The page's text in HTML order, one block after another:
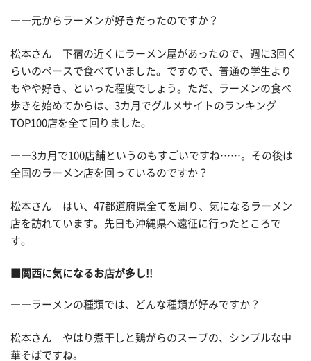
――元からラーメンが好きだったのですか？
松本さん 下宿の近くにラーメン屋があったので、週に3回く
らいのペースで食べていました。ですので、普通の学生より
もやや好き、といった程度でしょう。ただ、ラーメンの食べ
歩きを始めてからは、3カ月でグルメサイトのランキング
TOP100店を全て回りました。
――3カ月で100店舗というのもすごいですね……。その後は
全国のラーメン店を回っているのですか？
松本さん はい、47都道府県全てを周り、気になるラーメン
店を訪れています。先日も沖縄県へ遠征に行ったところで
す。
■関西に気になるお店が多し!!
――ラーメンの種類では、どんな種類が好みですか？
松本さん やはり煮干しと鶏がらのスープの、シンプルな中
華そばですね。